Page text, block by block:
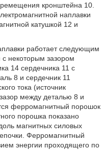
кронштейна 10.
наплавки
катушкой 12 и
работает следующим
с некоторым зазором
14 сердечника 11 с
8 и сердечник 11
тока (источник
между деталью 8 и
ферромагнитный порошок
порошка показано
магнитных силовых
Ферромагнитный
энергии проходящего по